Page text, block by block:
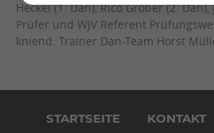
Heckel (1. Dan), Rico Gröber (2. Dan),
Prüfer und WJV Referent
kniend: Trainer Dan-Team Horst
überspringen
STARTSEITE KONTAKT